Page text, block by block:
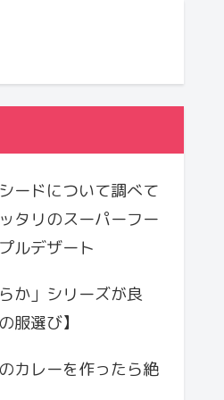
ードについて調べて
タリのスーパーフー
ルデザート
か」シリーズが良
服選び】
カレーを作ったら絶